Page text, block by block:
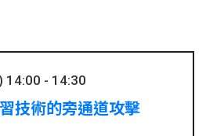
14:00 - 14:30
技術的旁通道攻擊